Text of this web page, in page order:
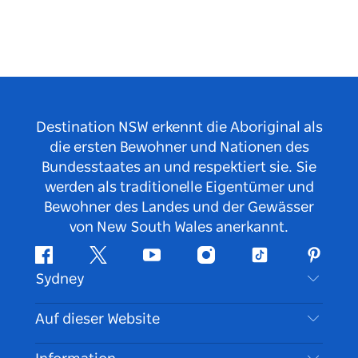
Destination NSW erkennt die Aboriginal als
die ersten Bewohner und Nationen des
Bundesstaates an und respektiert sie. Sie
werden als traditionelle Eigentümer und
Bewohner des Landes und der Gewässer
von New South Wales anerkannt.
FacebookTwitter YouTubeInstagramTikTok
Sydney
Kontaktieren Sie uns
Haftungsausschluss
Auf dieser Website
Reiseziele